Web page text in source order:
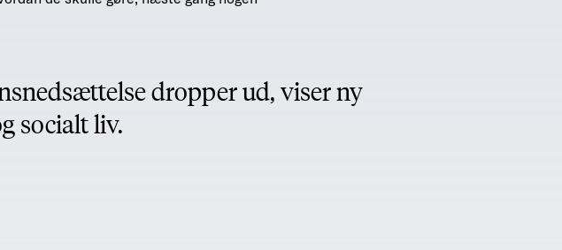
dropper ud, viser ny
socialt liv.